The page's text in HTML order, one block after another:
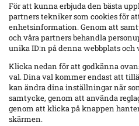
För att kunna erbjuda den bästa
partners tekniker som cookies för
enhetsinformation. Genom att
och våra partners behandla
unika ID:n på denna webbplats och
Klicka nedan för att godkänna
val. Dina val kommer endast att
kan ändra dina inställningar när
samtycke, genom att använda
genom att klicka på knappen
skärmen.
Norrköping i Ligacupen
Mjällby mot